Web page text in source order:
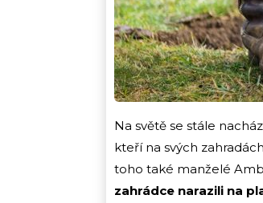
Na světě se stále
kteří na svých
toho také manželé
zahrádce narazili na